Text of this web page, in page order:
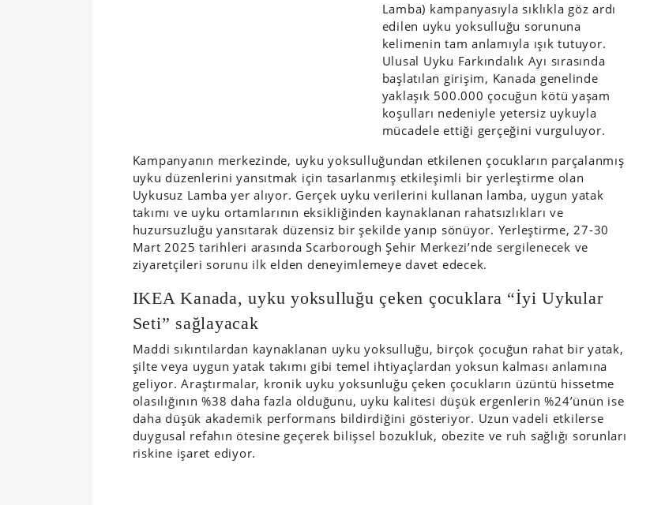
Lamba) kampanyasıyla sıklıkla göz ardı
edilen uyku yoksulluğu sorununa
kelimenin tam anlamıyla ışık tutuyor.
Ulusal Uyku Farkındalık Ayı sırasında
başlatılan girişim, Kanada genelinde
yaklaşık 500.000 çocuğun kötü yaşam
koşulları nedeniyle yetersiz uykuyla
mücadele ettiği gerçeğini vurguluyor.
Kampanyanın merkezinde, uyku yoksulluğundan etkilenen çocukların parçalanmış
uyku düzenlerini yansıtmak için tasarlanmış etkileşimli bir yerleştirme olan
Uykusuz Lamba yer alıyor. Gerçek uyku verilerini kullanan lamba, uygun yatak
takımı ve uyku ortamlarının eksikliğinden kaynaklanan rahatsızlıkları ve
huzursuzluğu yansıtarak düzensiz bir şekilde yanıp sönüyor. Yerleştirme, 27-30
Mart 2025 tarihleri ​​arasında Scarborough Şehir Merkezi’nde sergilenecek ve
ziyaretçileri sorunu ilk elden deneyimlemeye davet edecek.
IKEA Kanada, uyku yoksulluğu çeken çocuklara “İyi Uykular
Seti” sağlayacak
Maddi sıkıntılardan kaynaklanan uyku yoksulluğu, birçok çocuğun rahat bir yatak,
şilte veya uygun yatak takımı gibi temel ihtiyaçlardan yoksun kalması anlamına
geliyor. Araştırmalar, kronik uyku yoksunluğu çeken çocukların üzüntü hissetme
olasılığının %38 daha fazla olduğunu, uyku kalitesi düşük ergenlerin %24’ünün ise
daha düşük akademik performans bildirdiğini gösteriyor. Uzun vadeli etkilerse
duygusal refahın ötesine geçerek bilişsel bozukluk, obezite ve ruh sağlığı sorunları
riskine işaret ediyor.